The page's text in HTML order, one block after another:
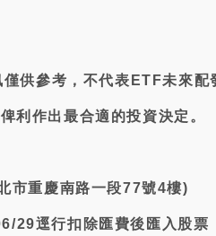
供參考，不代表ETF未來配
利作出最合適的投資決定。
市重慶南路一段77號4樓)
29逕行扣除匯費後匯入股票